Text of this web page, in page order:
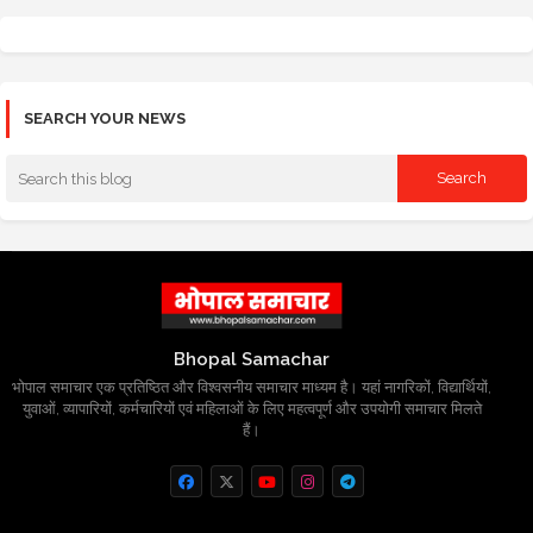
SEARCH YOUR NEWS
Bhopal Samachar
भोपाल समाचार एक प्रतिष्ठित और विश्वसनीय समाचार माध्यम है। यहां नागरिकों, विद्यार्थियों,
युवाओं, व्यापारियों, कर्मचारियों एवं महिलाओं के लिए महत्वपूर्ण और उपयोगी समाचार मिलते
हैं।